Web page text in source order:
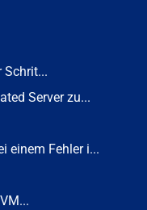
Server zu...
einem Fehler i...